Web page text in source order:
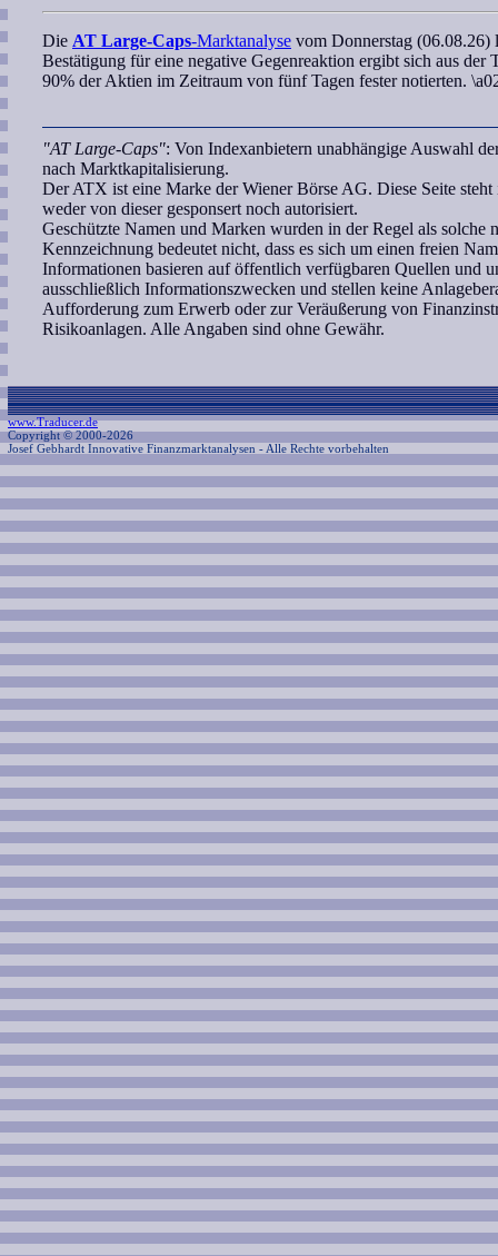
Die AT Large-Caps-Marktanalyse vom Donnerstag (06.08.26)
Bestätigung für eine negative Gegenreaktion ergibt sich aus der
90% der Aktien im Zeitraum von fünf Tagen fester notierten.
"AT Large-Caps": Von Indexanbietern unabhängige Auswahl
nach Marktkapitalisierung.
Der ATX ist eine Marke der Wiener Börse AG. Diese Seite
weder von dieser gesponsert noch autorisiert.
Geschützte Namen und Marken wurden in der Regel als solche
Kennzeichnung bedeutet nicht, dass es sich um einen freien
Informationen basieren auf öffentlich verfügbaren Quellen und
ausschließlich Informationszwecken und stellen keine
Aufforderung zum Erwerb oder zur Veräußerung von
Risikoanlagen. Alle Angaben sind ohne Gewähr.
www.Traducer.de
Copyright © 2000-2026
Josef Gebhardt Innovative Finanzmarktanalysen - Alle Rechte vorbehalten